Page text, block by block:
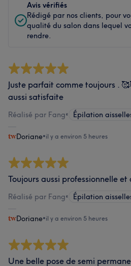
Avis vérifiés
Rédigé par nos clients, pour
qualité du salon dans lequel
rendre.
Juste parfait comme toujours .
aussi satisfaite
Réalisé par Fang• Épilation
Doriane•il y a environ 5 heures
Toujours aussi professionnelle
Réalisé par Fang• Épilation
Doriane•il y a environ 5 heures
Une belle pose de semi